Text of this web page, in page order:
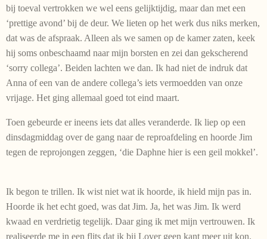
bij toeval vertrokken we wel eens gelijktijdig, maar dan met een
‘prettige avond’ bij de deur. We lieten op het werk dus niks merken,
dat was de afspraak. Alleen als we samen op de kamer zaten, keek
hij soms onbeschaamd naar mijn borsten en zei dan gekscherend
‘sorry collega’. Beiden lachten we dan. Ik had niet de indruk dat
Anna of een van de andere collega’s iets vermoedden van onze
vrijage. Het ging allemaal goed tot eind maart.
Toen gebeurde er ineens iets dat alles veranderde. Ik liep op een
dinsdagmiddag over de gang naar de reproafdeling en hoorde Jim
tegen de reprojongen zeggen, ‘die Daphne hier is een geil mokkel’.
Ik begon te trillen. Ik wist niet wat ik hoorde, ik hield mijn pas in.
Hoorde ik het echt goed, was dat Jim. Ja, het was Jim. Ik werd
kwaad en verdrietig tegelijk. Daar ging ik met mijn vertrouwen. Ik
realiseerde me in een flits dat ik bij Lover geen kant meer uit kon.